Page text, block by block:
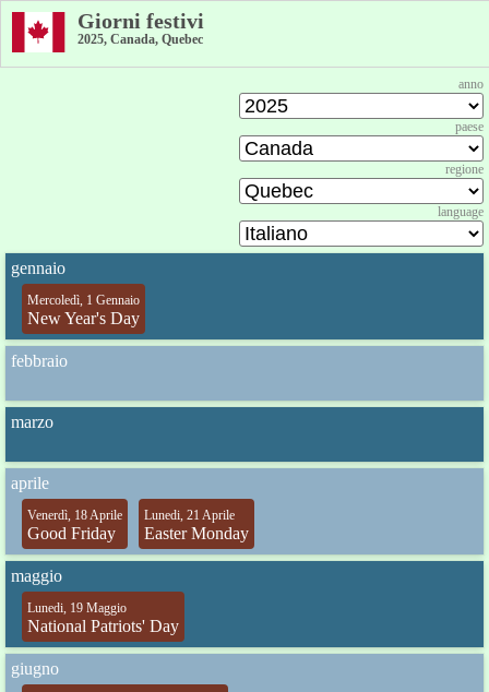
Giorni festivi
2025, Canada, Quebec
anno
paese
regione
language
gennaio
Mercoledì, 1 Gennaio
New Year's Day
febbraio
marzo
aprile
Venerdì, 18 Aprile
Good Friday
Lunedi, 21 Aprile
Easter Monday
maggio
Lunedi, 19 Maggio
National Patriots' Day
giugno